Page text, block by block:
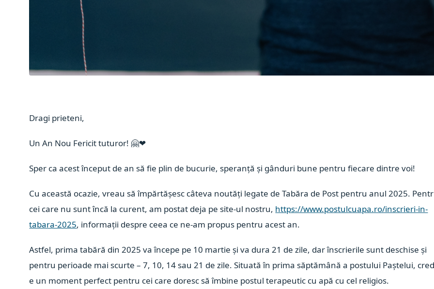
Dragi prieteni,
Un An Nou Fericit tuturor! 🤗❤
Sper ca acest început de an să fie plin de bucurie, speranță și gânduri bune pentru fiecare dintre voi!
Cu această ocazie, vreau să împărtășesc câteva noutăți legate de Tabăra de Post pentru anul 2025.
cei care nu sunt încă la curent, am postat deja pe site-ul nostru, https://www.postulcuapa.ro/inscrieri-in-
tabara-2025, informații despre ceea ce ne-am propus pentru acest an.
Astfel, prima tabără din 2025 va începe pe 10 martie și va dura 21 de zile, dar înscrierile sunt deschise și
pentru perioade mai scurte – 7, 10, 14 sau 21 de zile. Situată în prima săptămână a postului Paștelui,
e un moment perfect pentru cei care doresc să îmbine postul terapeutic cu apă cu cel religios.